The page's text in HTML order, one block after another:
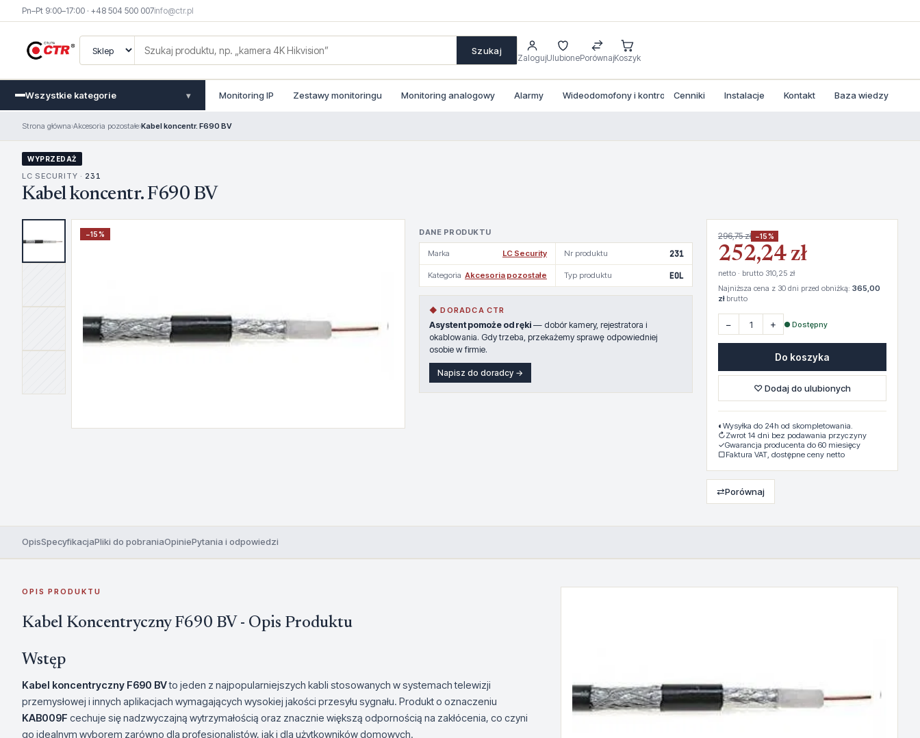
Pn–Pt 9:00–17:00 · +48 504 500 007info@ctr.pl
Szukaj
ZalogujUlubionePorównajKoszyk
Wszystkie kategorie ▾ Monitoring IP Zestawy monitoringu Monitoring analogowy Alarmy Wideodomofony i kontrola dostepu
Cenniki Instalacje Kontakt Baza wiedzy
Strona główna›Akcesoria pozostałe›Kabel koncentr. F690 BV
WYPRZEDAŻ
LC SECURITY · 231
Kabel koncentr. F690 BV
−15% DANE PRODUKTU
Marka LC Security Nr produktu 231
Kategoria Akcesoria pozostałe Typ produktu EOL
◆ DORADCA CTR
Asystent pomoże od ręki — dobór kamery, rejestratora i
okablowania. Gdy trzeba, przekażemy sprawę odpowiedniej
osobie w firmie.
Napisz do doradcy →
296,75 zł −15%
252,24 zł
netto · brutto 310,25 zł
Najniższa cena z 30 dni przed obniżką: 365,00
złbrutto
− + ● Dostępny
Do koszyka
♡ Dodaj do ulubionych
◐ Wysyłka do 24h od skompletowania.
↻Zwrot 14 dni bez podawania przyczyny
✓Gwarancja producenta do 60 miesięcy
▢Faktura VAT, dostępne ceny netto
⇄Porównaj
OpisSpecyfikacjaPliki do pobraniaOpiniePytania i odpowiedzi
OPIS PRODUKTU
Kabel Koncentryczny F690 BV - Opis Produktu
Wstęp
Kabel koncentryczny F690 BVto jeden z najpopularniejszych kabli stosowanych w systemach telewizji
przemysłowej i innych aplikacjach wymagających wysokiej jakości przesyłu sygnału. Produkt o oznaczeniu
KAB009F cechuje się nadzwyczajną wytrzymałością oraz znacznie większą odpornością na zakłócenia, co czyni
go idealnym wyborem zarówno dla profesjonalistów, jak i dla użytkowników domowych.